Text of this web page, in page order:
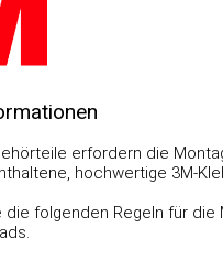
erfordern die
hochwertige 3M-
folgenden Regeln für die